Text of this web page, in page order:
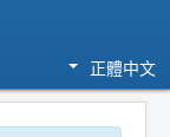
正體中文